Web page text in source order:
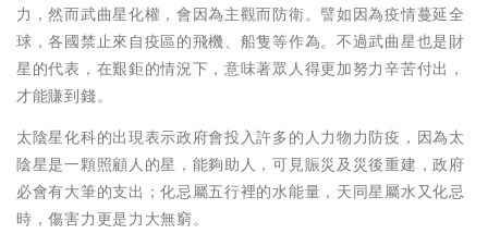
力，然而武曲星化權，會因為主觀而防衛。譬如因為疫情蔓延全
球，各國禁止來自疫區的飛機、船隻等作為。不過武曲星也是財
星的代表，在艱鉅的情況下，意味著眾人得更加努力辛苦付出，
才能賺到錢。
太陰星化科的出現表示政府會投入許多的人力物力防疫，因為太
陰星是一顆照顧人的星，能夠助人，可見賑災及災後重建，政府
必會有大筆的支出；化忌屬五行裡的水能量，天同星屬水又化忌
時，傷害力更是力大無窮。